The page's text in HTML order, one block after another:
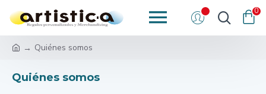
0
Quiénes somos
Quiénes somos